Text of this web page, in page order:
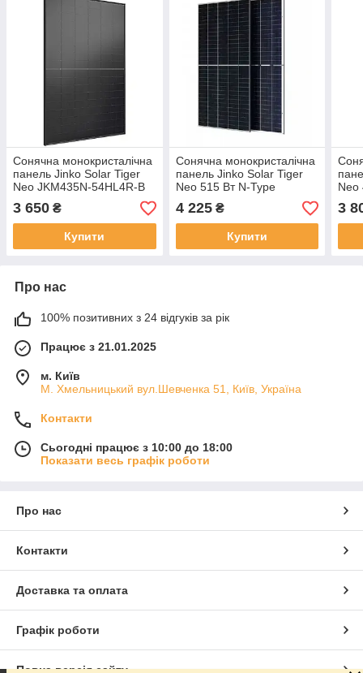
Сонячна монокристалічна
панель Jinko Solar Tiger
Neo JKM435N-54HL4R-B
435W ( 435 Вт, N-Type
TOPCon, ALL BLACK,
Mono Half-Cell)
3 650 ₴
Купити
Сонячна монокристалічна
панель Jinko Solar Tiger
Neo 515 Вт N-Type
TOPCon Bifacial Dual
Glass Half-Cell 1500V
(JKM515N-54HL4M-BDV)
4 225₴
Купити
Neo
3
Про нас
100% позитивних з 24 відгуків за рік
Працює з 21.01.2025
м. Київ
М. Хмельницький вул.Шевченка 51, Київ, Україна
Контакти
Сьогодні працює з 10:00 до 18:00
Показати весь графік роботи
Про нас
Контакти
Доставка та оплата
Графік роботи
Повна версія сайту